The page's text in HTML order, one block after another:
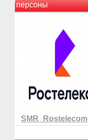
персоны
SMR_Rostelecom